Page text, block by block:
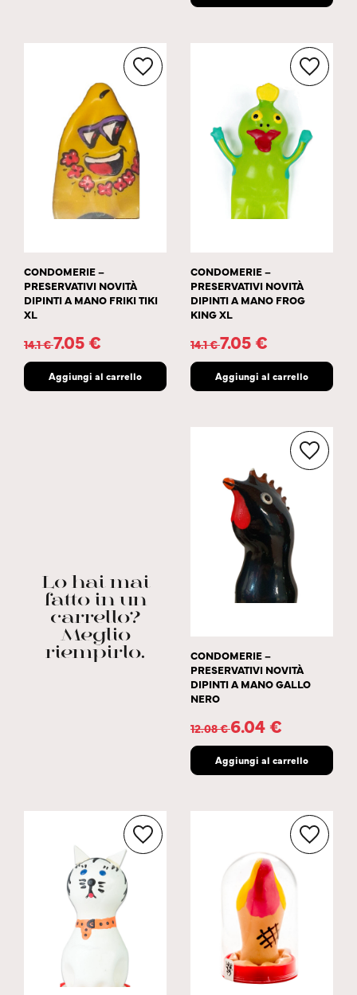
CONDOMERIE –
PRESERVATIVI NOVITÀ
DIPINTI A MANO FRIKI TIKI
XL
14.1€7.05€
Aggiungi al carrello
CONDOMERIE –
PRESERVATIVI NOVITÀ
DIPINTI A MANO FROG
KING XL
14.1€7.05€
Aggiungi al carrello
Lo hai mai
fatto in un
carrello?
Meglio
riempirlo.
CONDOMERIE –
PRESERVATIVI NOVITÀ
DIPINTI A MANO GALLO
NERO
12.08€ 6.04€
Aggiungi al carrello